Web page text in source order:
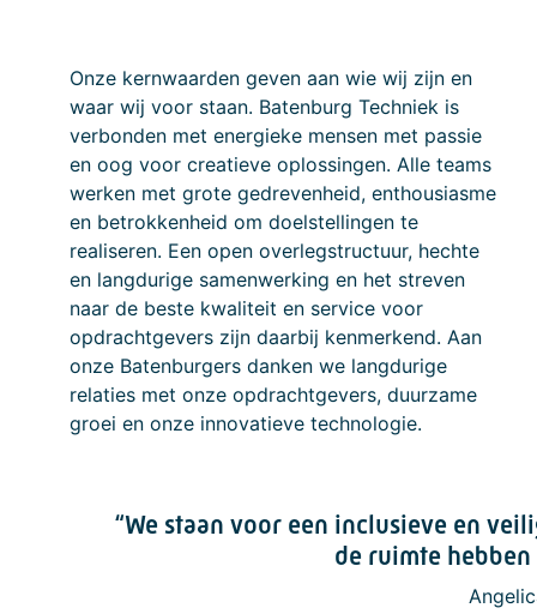
Onze kernwaarden geven aan wie wij zijn en
waar wij voor staan. Batenburg Techniek is
verbonden met energieke mensen met passie
en oog voor creatieve oplossingen. Alle teams
werken met grote gedrevenheid, enthousiasme
en betrokkenheid om doelstellingen te
realiseren. Een open overlegstructuur, hechte
en langdurige samenwerking en het streven
naar de beste kwaliteit en service voor
opdrachtgevers zijn daarbij kenmerkend. Aan
onze Batenburgers danken we langdurige
relaties met onze opdrachtgevers, duurzame
groei en onze innovatieve technologie.
“We staan voor een inclusieve en
de ruimte